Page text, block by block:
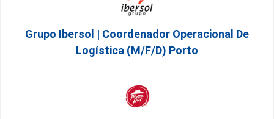
Grupo Ibersol | Coordenador Operacional De
Logística (m/f/d) Porto